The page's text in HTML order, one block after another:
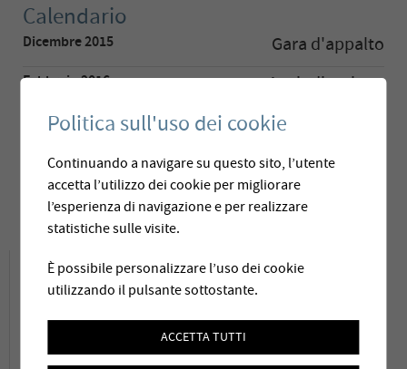
Calendario
Dicembre 2015 Gara d'appalto
Febbraio 2016 Aggiudicazione
Dicembre 2016 Montaggio sul posto
Febbraio 2017 Messa in funzione
Marzo 2017 Collaudo finale
Descrizione del progetto
I Comuni di Hundwil e Stein sfruttano diverse
sorgenti per il loro approvvigionamento
Politica sull'uso dei cookie
Continuando a navigare su questo sito, l’utente
accetta l’utilizzo dei cookie per migliorare
l’esperienza di navigazione e per realizzare
statistiche sulle visite.
È possibile personalizzare l’uso dei cookie
utilizzando il pulsante sottostante.
ACCETTA TUTTI